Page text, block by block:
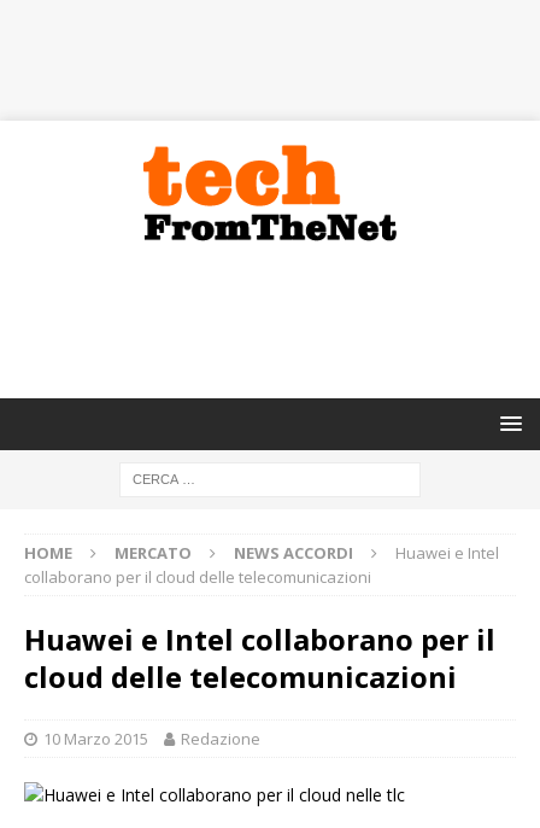
HOME MERCATO NEWS ACCORDI
Huawei e Intel
collaborano per il cloud delle telecomunicazioni
Huawei e Intel collaborano per il
cloud delle telecomunicazioni
10 Marzo 2015 Redazione